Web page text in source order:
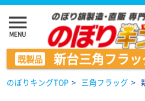
menu
MENU
既製品 新台三角フラ
のぼりキングTOP > 三角フラッグ >